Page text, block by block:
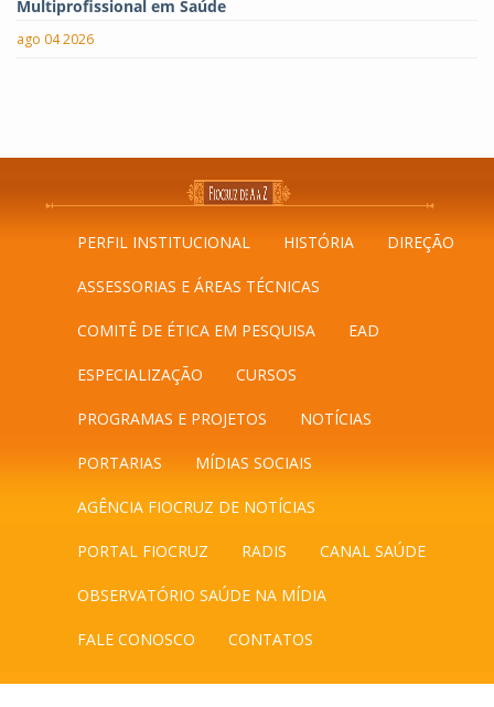
Multiprofissional em Saúde
ago 04 2026
PERFIL INSTITUCIONAL HISTÓRIA DIREÇÃO
ASSESSORIAS E ÁREAS TÉCNICAS
COMITÊ DE ÉTICA EM PESQUISA EAD
ESPECIALIZAÇÃO CURSOS
PROGRAMAS E PROJETOS NOTÍCIAS
PORTARIAS MÍDIAS SOCIAIS
AGÊNCIA FIOCRUZ DE NOTÍCIAS
PORTAL FIOCRUZ RADIS CANAL SAÚDE
OBSERVATÓRIO SAÚDE NA MÍDIA
FALE CONOSCO CONTATOS